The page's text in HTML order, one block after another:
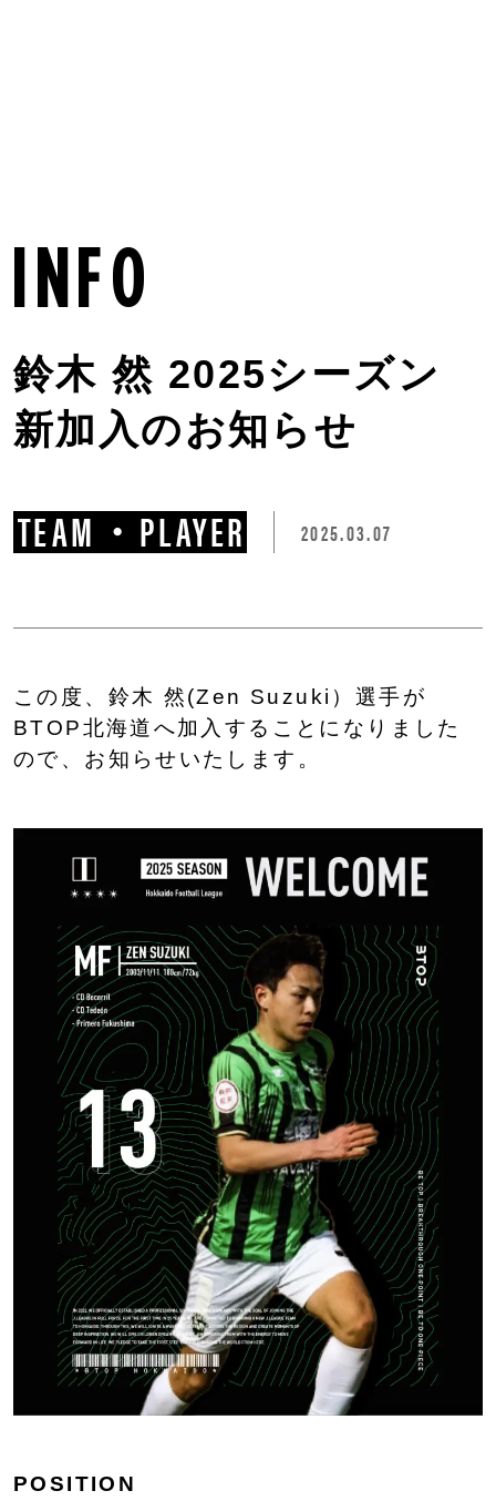
info
鈴木 然 2025シーズン
新加入のお知らせ
TEAM・PLAYER 2025.03.07
この度、鈴木 然(Zen Suzuki）選手が
BTOP北海道へ加入することになりました
ので、お知らせいたします。
POSITION